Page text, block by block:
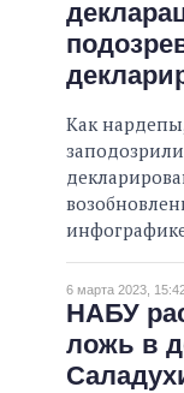
Как
6 марта 2023,
НАБУ
ложь в